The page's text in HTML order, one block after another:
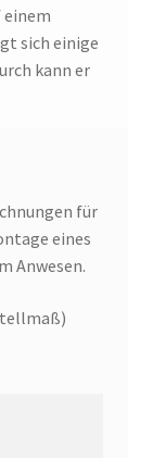
sich einige
kann er
für
eines
Anwesen.